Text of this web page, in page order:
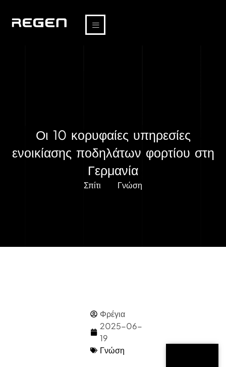
Οι 10 κορυφαίες υπηρεσίες
ενοικίασης ποδηλάτων φορτίου στη
Γερμανία
Σπίτι Γνώση
Φρέγια
2025-06-
19
Γνώση